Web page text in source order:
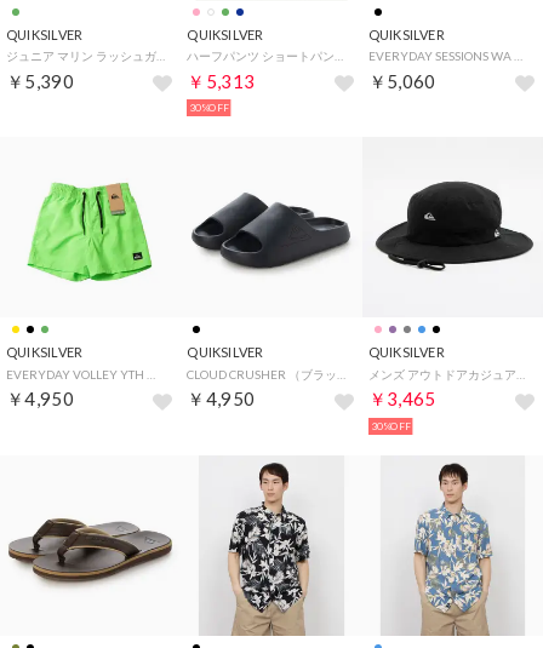
QUIKSILVER
￥5,390
QUIKSILVER
￥5,313
30%OFF
QUIKSILVER
￥5,060
QUIKSILVER
￥4,950
QUIKSILVER
￥4,950
QUIKSILVER
￥3,465
30%OFF